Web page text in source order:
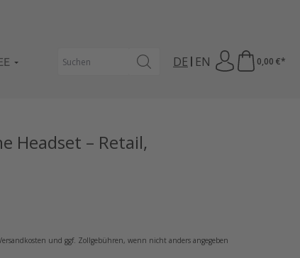
DE EN 0,00 €*
Headset – Retail,
und ggf. Zollgebühren, wenn nicht anders angegeben